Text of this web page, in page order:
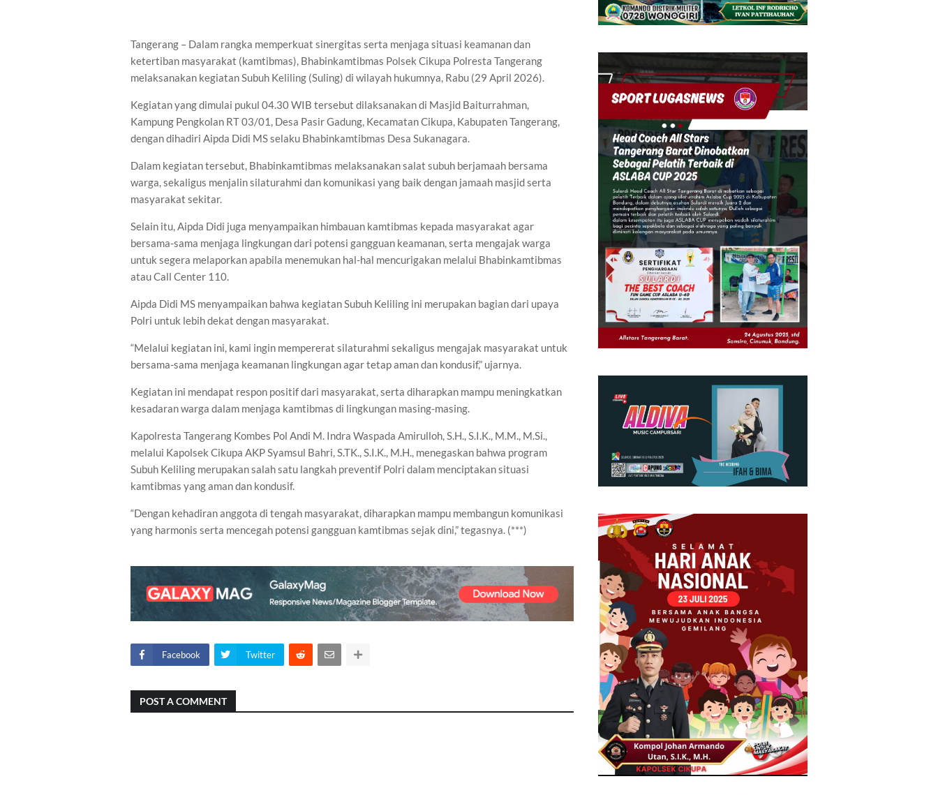
Tangerang – Dalam rangka memperkuat sinergitas serta menjaga situasi keamanan dan
ketertiban masyarakat (kamtibmas), Bhabinkamtibmas Polsek Cikupa Polresta Tangerang
melaksanakan kegiatan Subuh Keliling (Suling) di wilayah hukumnya, Rabu (29 April 2026).
Kegiatan yang dimulai pukul 04.30 WIB tersebut dilaksanakan di Masjid Baiturrahman,
Kampung Pengkolan RT 03/01, Desa Pasir Gadung, Kecamatan Cikupa, Kabupaten Tangerang,
dengan dihadiri Aipda Didi MS selaku Bhabinkamtibmas Desa Sukanagara.
Dalam kegiatan tersebut, Bhabinkamtibmas melaksanakan salat subuh berjamaah bersama
warga, sekaligus menjalin silaturahmi dan komunikasi yang baik dengan jamaah masjid serta
masyarakat sekitar.
Selain itu, Aipda Didi juga menyampaikan himbauan kamtibmas kepada masyarakat agar
bersama-sama menjaga lingkungan dari potensi gangguan keamanan, serta mengajak warga
untuk segera melaporkan apabila menemukan hal-hal mencurigakan melalui Bhabinkamtibmas
atau Call Center 110.
Aipda Didi MS menyampaikan bahwa kegiatan Subuh Keliling ini merupakan bagian dari upaya
Polri untuk lebih dekat dengan masyarakat.
“Melalui kegiatan ini, kami ingin mempererat silaturahmi sekaligus mengajak masyarakat untuk
bersama-sama menjaga keamanan lingkungan agar tetap aman dan kondusif,” ujarnya.
Kegiatan ini mendapat respon positif dari masyarakat, serta diharapkan mampu meningkatkan
kesadaran warga dalam menjaga kamtibmas di lingkungan masing-masing.
Kapolresta Tangerang Kombes Pol Andi M. Indra Waspada Amirulloh, S.H., S.I.K., M.M., M.Si.,
melalui Kapolsek Cikupa AKP Syamsul Bahri, S.TK., S.I.K., M.H., menegaskan bahwa program
Subuh Keliling merupakan salah satu langkah preventif Polri dalam menciptakan situasi
kamtibmas yang aman dan kondusif.
“Dengan kehadiran anggota di tengah masyarakat, diharapkan mampu membangun komunikasi
yang harmonis serta mencegah potensi gangguan kamtibmas sejak dini,” tegasnya. (***)
Facebook Twitter
POST A COMMENT